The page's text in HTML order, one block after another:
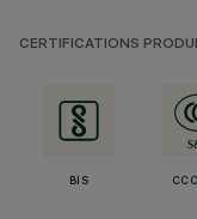
CERTIFICATIONS
BIS